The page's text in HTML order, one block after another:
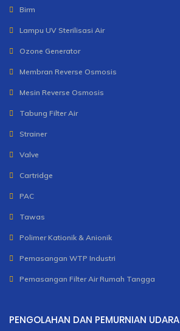
Birm
Lampu UV Sterilisasi Air
Ozone Generator
Membran Reverse Osmosis
Mesin Reverse Osmosis
Tabung Filter Air
Strainer
Valve
Cartridge
PAC
Tawas
Polimer Kationik & Anionik
Pemasangan WTP Industri
Pemasangan Filter Air Rumah Tangga
PENGOLAHAN DAN PEMURNIAN UDARA